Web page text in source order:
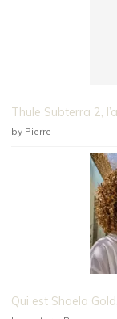
Thule Subterra 2,
by Pierre
Qui est Shaela